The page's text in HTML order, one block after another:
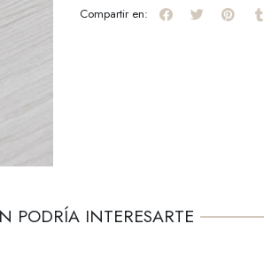
Compartir en:
PODRÍA INTERESARTE